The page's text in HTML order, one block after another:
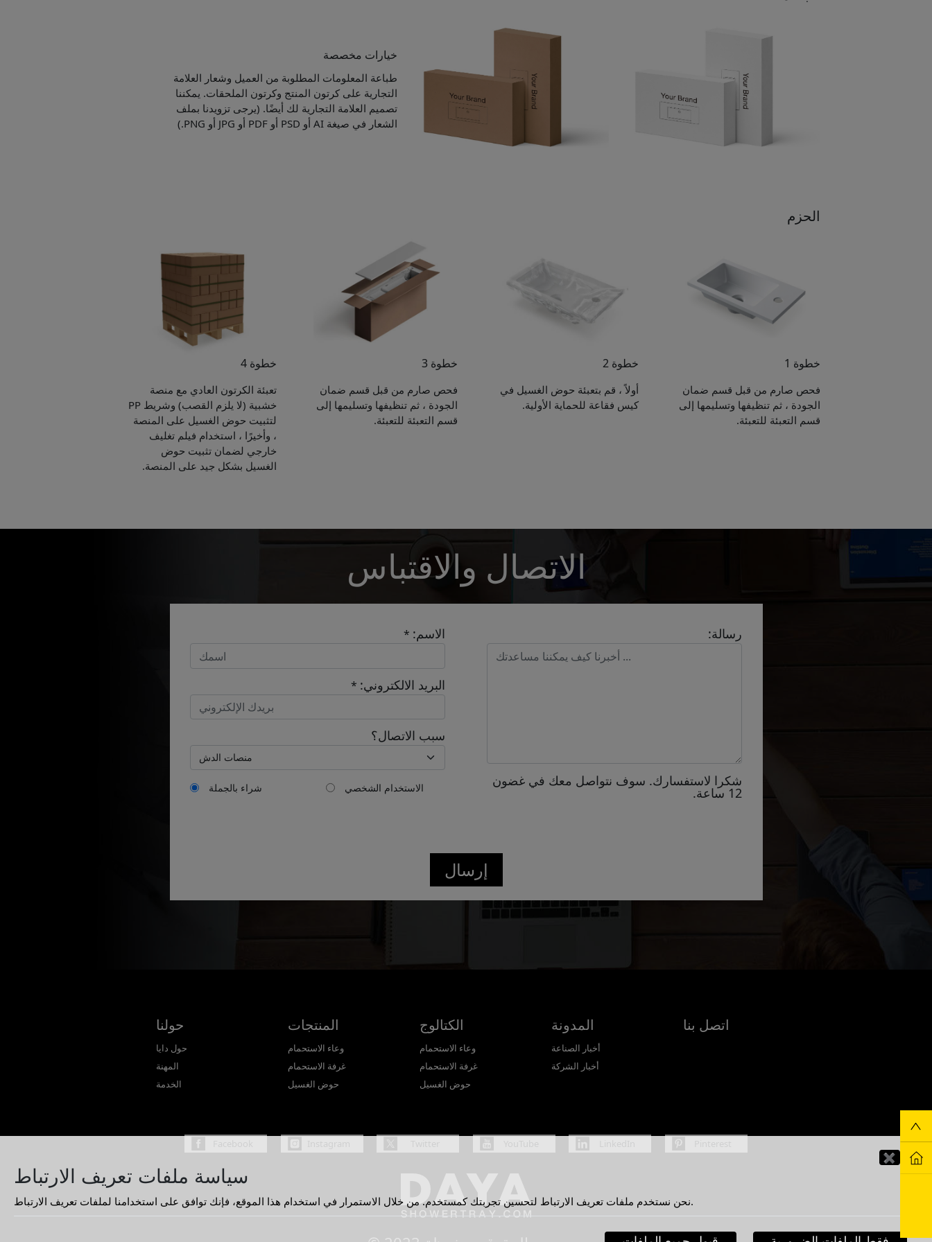
خيارات مخصصة
طباعة المعلومات المطلوبة من العميل وشعار العلامة
التجارية على كرتون المنتج وكرتون الملحقات. يمكننا
تصميم العلامة التجارية لك أيضًا. (يرجى تزويدنا بملف
الشعار في صيغة AI أو PSD أو PDF أو JPG أو PNG.)
الحزم
خطوة 1
فحص صارم من قبل قسم ضمان
الجودة ، ثم تنظيفها وتسليمها إلى
قسم التعبئة للتعبئة.
خطوة 2
أولاً ، قم بتعبئة حوض الغسيل في
كيس فقاعة للحماية الأولية.
خطوة 3
فحص صارم من قبل قسم ضمان
الجودة ، ثم تنظيفها وتسليمها إلى
قسم التعبئة للتعبئة.
خطوة 4
تعبئة الكرتون العادي مع منصة
خشبية (لا يلزم القصب) وشريط PP
لتثبيت حوض الغسيل على المنصة
، وأخيرًا ، استخدام فيلم تغليف
خارجي لضمان تثبيت حوض
الغسيل بشكل جيد على المنصة.
Get Catalogue
Please leave your contact information,the catalogue will be sent
Confirmed
الاتصال والاقتباس
الاسم: *
البريد الالكتروني: *
سبب الاتصال؟
شراء بالجملة الاستخدام الشخصي
رسالة:
شكرا لاستفسارك. سوف نتواصل معك في غضون
12 ساعة.
إرسال
حولنا
حول دايا
المهنة
الخدمة
المنتجات
وعاء الاستحمام
غرفة الاستحمام
حوض الغسيل
الكتالوج
وعاء الاستحمام
غرفة الاستحمام
حوض الغسيل
المدونة
أخبار الصناعة
أخبار الشركة
اتصل بنا
✖
سياسة ملفات تعريف الارتباط
نحن نستخدم ملفات تعريف الارتباط لتحسين تجربتك كمستخدم. من خلال الاستمرار في استخدام هذا الموقع، فإنك توافق على استخدامنا لملفات تعريف الارتباط.